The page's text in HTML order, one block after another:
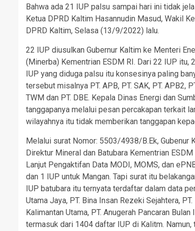
Bahwa ada 21 IUP palsu sampai hari ini tidak
Ketua DPRD Kaltim Hasannudin Masud, Wakil
DPRD Kaltim, Selasa (13/9/2022) lalu.
22 IUP diusulkan Gubernur Kaltim ke Menteri
(Minerba) Kementrian ESDM RI. Dari 22 IUP itu,
IUP yang diduga palsu itu konsesinya paling
tersebut misalnya PT. APB, PT. SAK, PT. APB2,
TWM dan PT. DBE. Kepala Dinas Energi dan
tanggapanya melalui pesan percakapan terkait
wilayahnya itu tidak memberikan tanggapan
Melalui surat Nomor: 5503/4938/B.Ek, Gubenur
Direktur Mineral dan Batubara Kementrian
Lanjut Pengaktifan Data MODI, MOMS, dan
dan 1 IUP untuk Mangan. Tapi surat itu
IUP batubara itu ternyata terdaftar dalam data
Utama Jaya, PT. Bina Insan Rezeki Sejahtera,
Kalimantan Utama, PT. Anugerah Pancaran
termasuk dari 1404 daftar IUP di Kalitm. Namun,